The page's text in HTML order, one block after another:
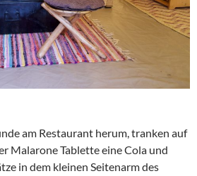
am Restaurant herum, tranken auf
Malarone Tablette eine Cola und
in dem kleinen Seitenarm des